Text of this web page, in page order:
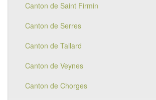
Canton de Saint Firmin
Canton de Serres
Canton de Tallard
Canton de Veynes
Canton de Chorges